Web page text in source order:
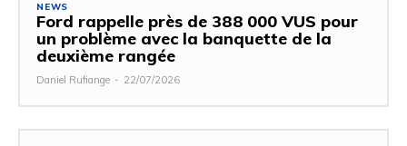
NEWS
Ford rappelle près de 388 000 VUS pour
un problème avec la banquette de la
deuxième rangée
Daniel Rufiange - 22/07/2026